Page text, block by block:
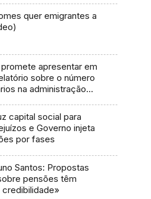
quer emigrantes a
apresentar em
sobre o número
na administração
capital social para
e Governo injeta
por fases
Santos: Propostas
pensões têm